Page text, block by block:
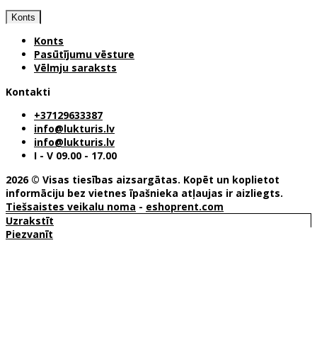
Konts
Konts
Pasūtījumu vēsture
Vēlmju saraksts
Kontakti
+37129633387
info@lukturis.lv
info@lukturis.lv
I - V 09.00 - 17.00
2026 © Visas tiesības aizsargātas. Kopēt un koplietot
informāciju bez vietnes īpašnieka atļaujas ir aizliegts.
Tiešsaistes veikalu noma - eshoprent.com
Uzrakstīt
Piezvanīt